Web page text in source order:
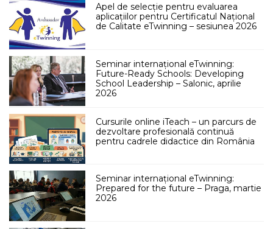
Apel de selecție pentru evaluarea
aplicațiilor pentru Certificatul Național
de Calitate eTwinning – sesiunea 2026
Seminar internațional eTwinning:
Future-Ready Schools: Developing
School Leadership – Salonic, aprilie
2026
Cursurile online iTeach – un parcurs de
dezvoltare profesională continuă
pentru cadrele didactice din România
Seminar internațional eTwinning:
Prepared for the future – Praga, martie
2026